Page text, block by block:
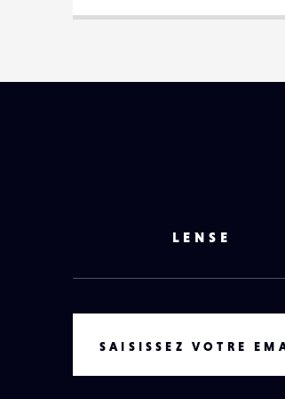
LENSE
SAISISSEZ VOTRE